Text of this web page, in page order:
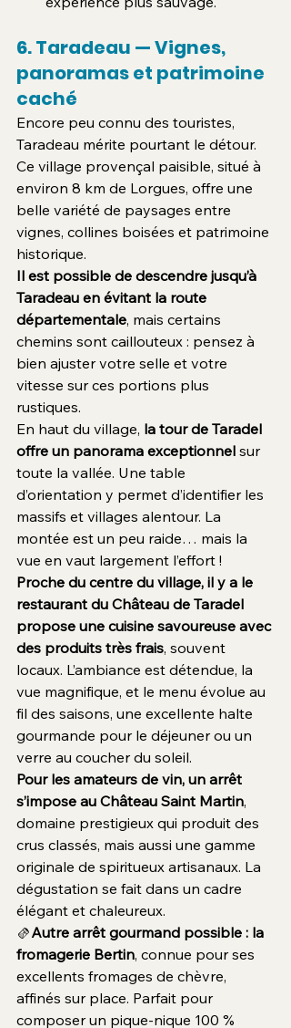
6. Taradeau — Vignes,
panoramas et patrimoine
caché
Encore peu connu des touristes,
Taradeau mérite pourtant le détour.
Ce village provençal paisible, situé à
environ 8 km de Lorgues, offre une
belle variété de paysages entre
vignes, collines boisées et patrimoine
historique.
Il est possible de descendre jusqu’à
Taradeau en évitant la route
départementale, mais certains
chemins sont caillouteux : pensez à
bien ajuster votre selle et votre
vitesse sur ces portions plus
rustiques.
En haut du village, la tour de Taradel
offre un panorama exceptionnel sur
toute la vallée. Une table
d’orientation y permet d’identifier les
massifs et villages alentour. La
montée est un peu raide… mais la
vue en vaut largement l’effort !
Proche du centre du village, il y a le
restaurant du Château de Taradel
propose une cuisine savoureuse avec
des produits très frais, souvent
locaux. L’ambiance est détendue, la
vue magnifique, et le menu évolue au
fil des saisons, une excellente halte
gourmande pour le déjeuner ou un
verre au coucher du soleil.
Pour les amateurs de vin, un arrêt
s’impose au Château Saint Martin,
domaine prestigieux qui produit des
crus classés, mais aussi une gamme
originale de spiritueux artisanaux. La
dégustation se fait dans un cadre
élégant et chaleureux.
🫔Autre arrêt gourmand possible : la
fromagerie Bertin, connue pour ses
excellents fromages de chèvre,
affinés sur place. Parfait pour
composer un pique-nique 100 %